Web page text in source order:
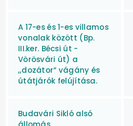
A 17-es és 1-es villamos
vonalak között (Bp.
III.ker. Bécsi út -
Vörösvári út) a
„dozátor” vágány és
útátjárók felújítása.
Budavári Sikló alsó